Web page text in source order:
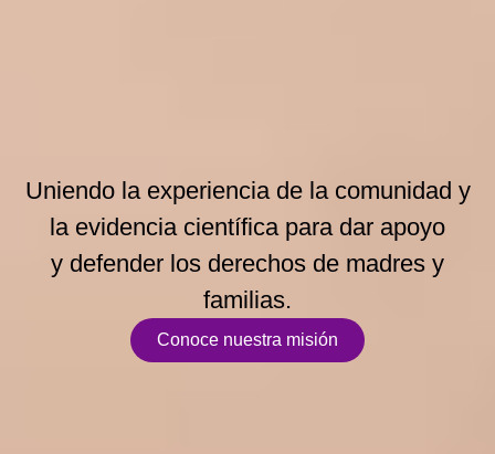
Uniendo la experiencia de la comunidad y
la evidencia científica para dar apoyo
y defender los derechos de madres y
familias.
Conoce nuestra misión